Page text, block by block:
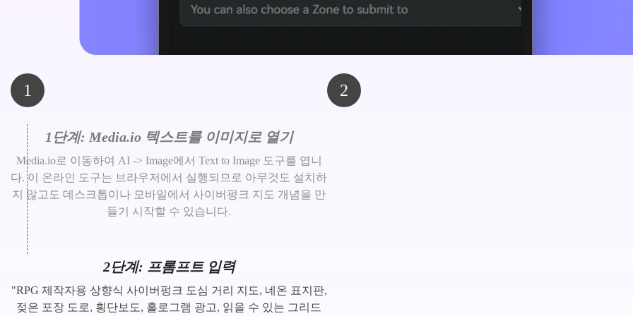
1 2
1단계: Media.io 텍스트를 이미지로 열기
Media.io로 이동하여 AI -> Image에서 Text to Image 도구를 엽니
다. 이 온라인 도구는 브라우저에서 실행되므로 아무것도 설치하
지 않고도 데스크톱이나 모바일에서 사이버펑크 지도 개념을 만
들기 시작할 수 있습니다.
2단계: 프롬프트 입력
"RPG 제작자용 상향식 사이버펑크 도심 거리 지도, 네온 표지판,
젖은 포장 도로, 횡단보도, 홀로그램 광고, 읽을 수 있는 그리드